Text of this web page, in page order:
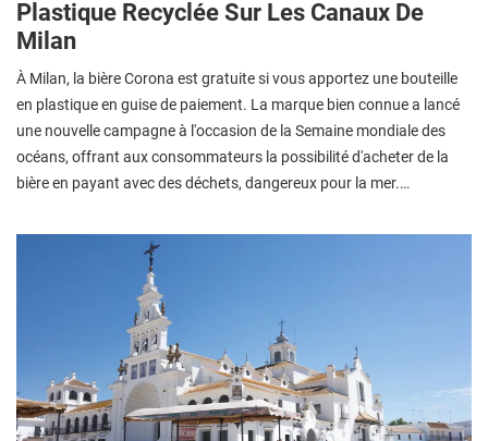
Plastique Recyclée Sur Les Canaux De
Milan
À Milan, la bière Corona est gratuite si vous apportez une bouteille
en plastique en guise de paiement. La marque bien connue a lancé
une nouvelle campagne à l'occasion de la Semaine mondiale des
océans, offrant aux consommateurs la possibilité d'acheter de la
bière en payant avec des déchets, dangereux pour la mer.…